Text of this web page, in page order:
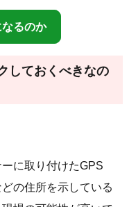
るのか
しておくべきなの
に取り付けたGPS
の住所を示している